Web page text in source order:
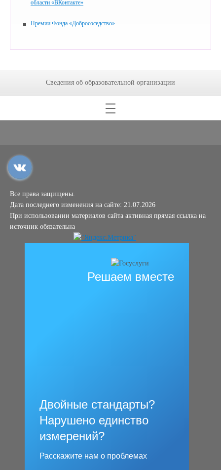
области «ВКонтакте»
Премии Фонда «Добрососедство»
Сведения об образовательной организации
Все права защищены.
Дата последнего изменения на сайте: 21.07.2026
При использовании материалов сайта активная прямая ссылка на
источник обязательна
Решаем вместе
Двойные стандарты?
Нарушено единство
измерений?
Расскажите нам о проблемах